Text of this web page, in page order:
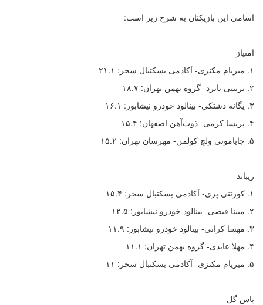
اسامی این بازیکنان به شرح زیر است:
امتیاز
۱. میریام مکنزی- آکادمی بسکتبال سحر: ۲۱.۱
۲. بریتنی بایرد- گروه بهمن تهران: ۱۸.۷
۳. یگانه دشتکی- بینالود خودرو نیشابور: ۱۶.۱
۴. پریسا کرمی- ذوب‌آهن اصفهان: ۱۵.۴
۵. جایامونی ولچ کولمن- مهرسان تهران: ۱۵.۲
ریباند
۱. کورتنی پری- آکادمی بسکتبال سحر: ۱۵.۴
۲. مبینا فیضی- بینالود خودرو نیشابور: ۱۲.۵
۳. مهسا کرانی- بینالود خودرو نیشابور: ۱۱.۹
۴. مهلا عابدی- گروه بهمن تهران: ۱۱.۱
۵. میریام مکنزی- آکادمی بسکتبال سحر: ۱۱
پاس گل